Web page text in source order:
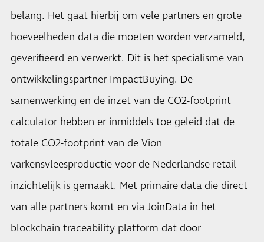
belang. Het gaat hierbij om vele partners en grote
hoeveelheden data die moeten worden verzameld,
geverifieerd en verwerkt. Dit is het specialisme van
ontwikkelingspartner ImpactBuying. De
samenwerking en de inzet van de CO2-footprint
calculator hebben er inmiddels toe geleid dat de
totale CO2-footprint van de Vion
varkensvleesproductie voor de Nederlandse retail
inzichtelijk is gemaakt. Met primaire data die direct
van alle partners komt en via JoinData in het
blockchain traceability platform dat door